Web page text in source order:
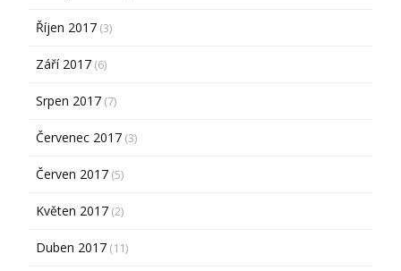
Říjen 2017 (3)
Září 2017 (6)
Srpen 2017 (7)
Červenec 2017 (3)
Červen 2017 (5)
Květen 2017 (2)
Duben 2017 (11)